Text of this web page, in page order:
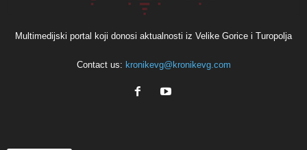
Multimedijski portal koji donosi aktualnosti iz Velike Gorice i Turopolja
Contact us: kronikevg@kronikevg.com